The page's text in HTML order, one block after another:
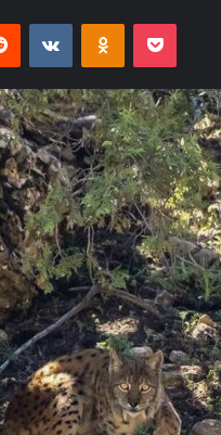
Reddit VKontakteOdnoklassniki
Pocket